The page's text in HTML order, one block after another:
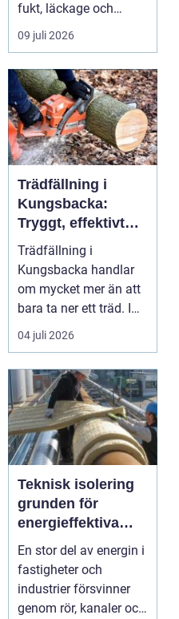
fukt, läckage och
l&arin...
09 juli 2026
Trädfällning i
Kungsbacka:
Tryggt, effektivt
och med omtanke
om hela tomten
Trädfällning i
Kungsbacka handlar
om mycket mer än att
bara ta ner ett träd. I
e...
04 juli 2026
Teknisk isolering
grunden för
energieffektiva
och säkra
byggnader
En stor del av energin i
fastigheter och
industrier försvinner
genom rör, kanaler och